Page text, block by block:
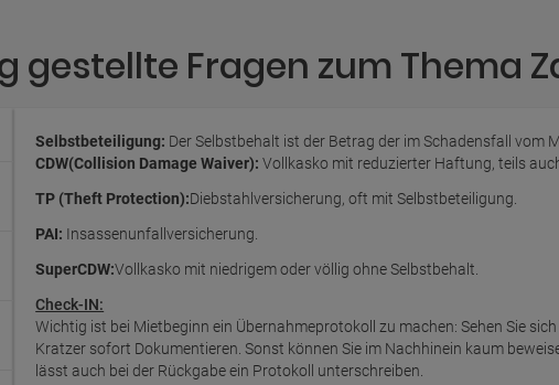
gestellte Fragen zum Thema
Selbstbeteiligung: Der Selbstbehalt ist der Betrag der im Schadensfall vom
CDW(Collision Damage Waiver): Vollkasko mit reduzierter Haftung, teils
TP (Theft Protection):Diebstahlversicherung, oft mit Selbstbeteiligung.
PAI: Insassenunfallversicherung.
SuperCDW:Vollkasko mit niedrigem oder völlig ohne Selbstbehalt.
Check-IN:
Wichtig ist bei Mietbeginn ein Übernahmeprotokoll zu machen: Sehen Sie
Kratzer sofort Dokumentieren. Sonst können Sie im Nachhinein kaum
lässt auch bei der Rückgabe ein Protokoll unterschreiben.